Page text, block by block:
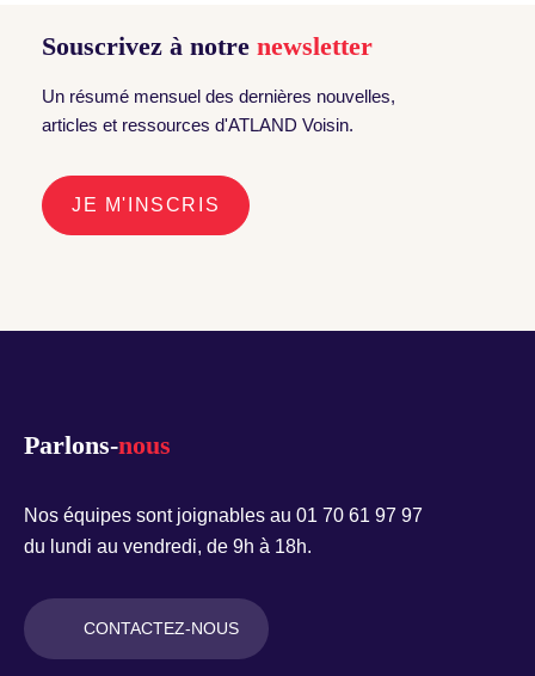
Souscrivez à notre newsletter
Un résumé mensuel des dernières nouvelles,
articles et ressources d'ATLAND Voisin.
JE M'INSCRIS
Parlons-nous
Nos équipes sont joignables au 01 70 61 97 97
du lundi au vendredi, de 9h à 18h.
CONTACTEZ-NOUS